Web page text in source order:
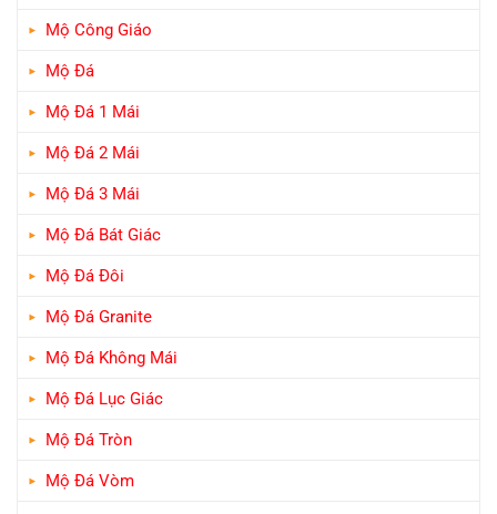
Mộ Công Giáo
Mộ Đá
Mộ Đá 1 Mái
Mộ Đá 2 Mái
Mộ Đá 3 Mái
Mộ Đá Bát Giác
Mộ Đá Đôi
Mộ Đá Granite
Mộ Đá Không Mái
Mộ Đá Lục Giác
Mộ Đá Tròn
Mộ Đá Vòm